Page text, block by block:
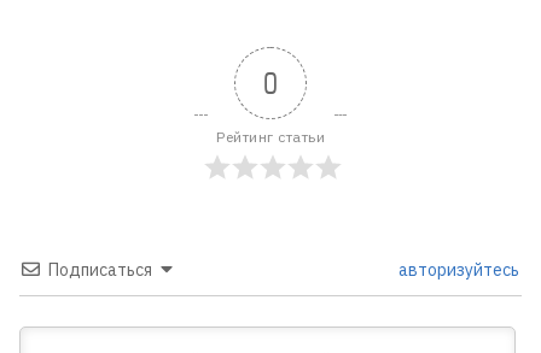
0
Рейтинг статьи
Подписаться авторизуйтесь